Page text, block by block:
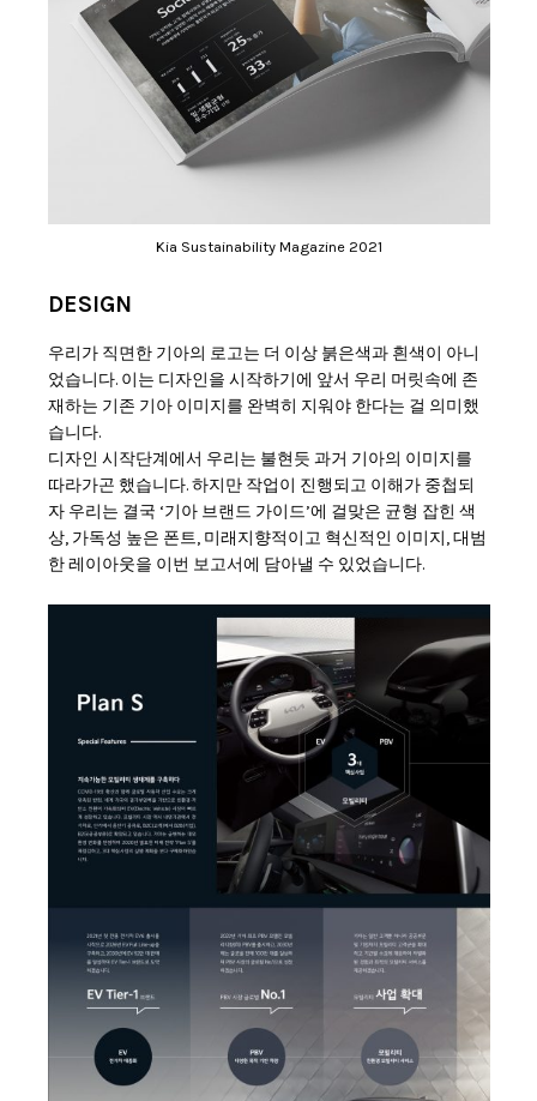
Kia Sustainability Magazine 2021
DESIGN
우리가 직면한 기아의 로고는 더 이상 붉은색과 흰색이 아니
었습니다. 이는 디자인을 시작하기에 앞서 우리 머릿속에 존
재하는 기존 기아 이미지를 완벽히 지워야 한다는 걸 의미했
습니다.
디자인 시작단계에서 우리는 불현듯 과거 기아의 이미지를
따라가곤 했습니다. 하지만 작업이 진행되고 이해가 중첩되
자 우리는 결국 ‘기아 브랜드 가이드’에 걸맞은 균형 잡힌 색
상, 가독성 높은 폰트, 미래지향적이고 혁신적인 이미지, 대범
한 레이아웃을 이번 보고서에 담아낼 수 있었습니다.